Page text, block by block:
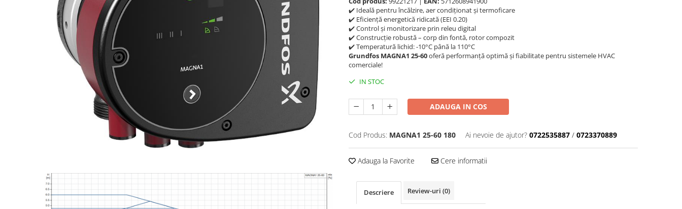
✔️ Ideală pentru încălzire, aer condiționat și termoficare
✔️ Eficiență energetică ridicată (EEI 0.20)
✔️ Control și monitorizare prin releu digital
✔️ Construcție robustă – corp din fontă, rotor compozit
✔️ Temperatură lichid: -10°C până la 110°C
Grundfos MAGNA1 25-60oferă performanță optimă și fiabilitate pentru sistemele HVAC
comerciale!
IN STOC
ADAUGA IN COS
Cod Produs: MAGNA1 25-60 180 Ai nevoie de ajutor? 0722535887 / 0723370889
Adauga la Favorite Cere informatii
Descriere Review-uri (0)